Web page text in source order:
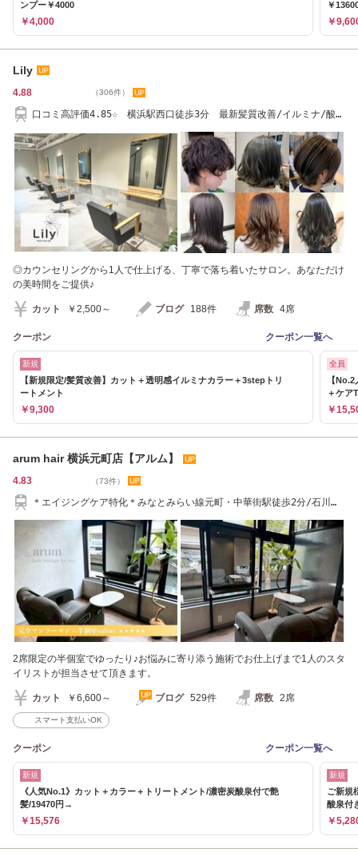
ンプー￥4000
￥4,000
￥
￥
Lily
4.88 （306件）
口コミ高評価4.85☆ 横浜駅西口徒歩3分 最新髪質改善/イルミナ/酸熱
◎カウンセリングから1人で仕上げる、丁寧で落ち着いたサロン。あなただけ
の美時間をご提供♪
カット ￥2,500～ ブログ 188件 席数 4席
クーポン クーポン一覧へ
新規
【新規限定/髪質改善】カット＋透明感イルミナカラー＋3stepトリ
ートメント
￥9,300
全員
【
＋ケア
￥
arum hair 横浜元町店【アルム】
4.83 （73件）
＊エイジングケア特化＊みなとみらい線元町・中華街駅徒歩2分/石川町
2席限定の半個室でゆったり♪お悩みに寄り添う施術でお仕上げまで1人のスタ
イリストが担当させて頂きます。
カット ￥6,600～ ブログ 529件 席数 2席
スマート支払いOK
クーポン クーポン一覧へ
新規
《人気No.1》カット＋カラー＋トリートメント/濃密炭酸泉付で艶
髪/19470円→
￥15,576
新規
ご新規
酸泉
￥